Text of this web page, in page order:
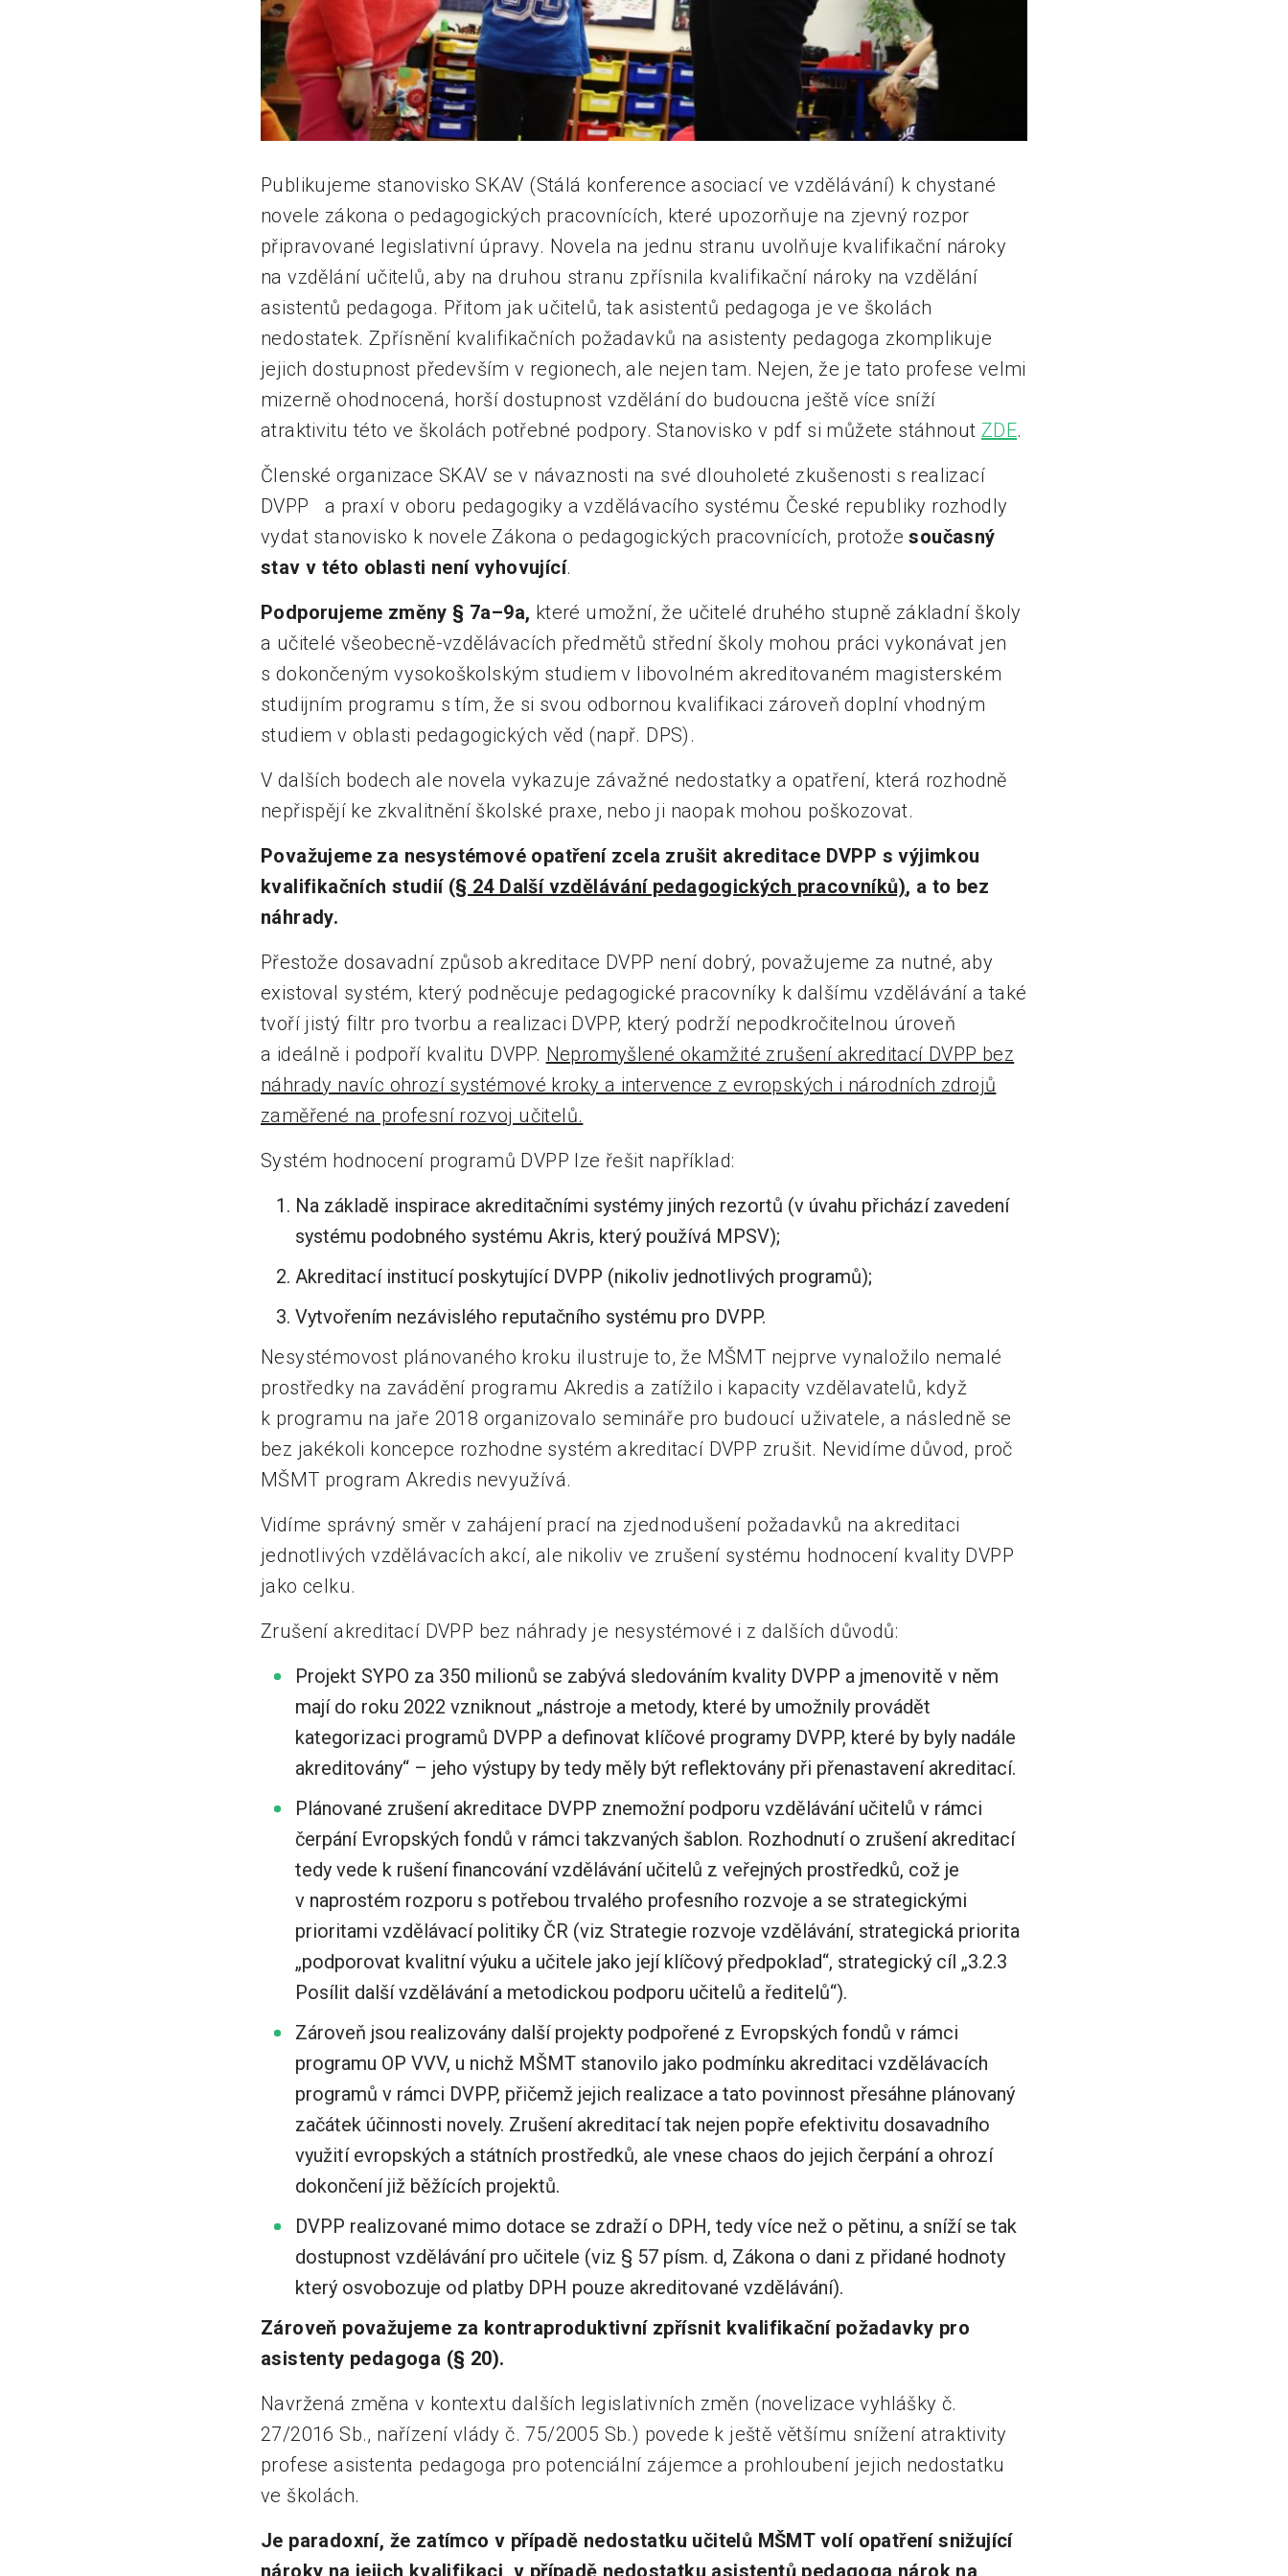
Publikujeme stanovisko SKAV (Stálá konference asociací ve vzdělávání) k chystané
novele zákona o pedagogických pracovnících, které upozorňuje na zjevný rozpor
připravované legislativní úpravy. Novela na jednu stranu uvolňuje kvalifikační nároky
na vzdělání učitelů, aby na druhou stranu zpřísnila kvalifikační nároky na vzdělání
asistentů pedagoga. Přitom jak učitelů, tak asistentů pedagoga je ve školách
nedostatek. Zpřísnění kvalifikačních požadavků na asistenty pedagoga zkomplikuje
jejich dostupnost především v regionech, ale nejen tam. Nejen, že je tato profese velmi
mizerně ohodnocená, horší dostupnost vzdělání do budoucna ještě více sníží
atraktivitu této ve školách potřebné podpory. Stanovisko v pdf si můžete stáhnout ZDE.
Členské organizace SKAV se v návaznosti na své dlouholeté zkušenosti s realizací
DVPP a praxí v oboru pedagogiky a vzdělávacího systému České republiky rozhodly
vydat stanovisko k novele Zákona o pedagogických pracovnících, protožesoučasný
stav v této oblasti není vyhovující.
Podporujeme změny § 7a–9a, které umožní, že učitelé druhého stupně základní školy
a učitelé všeobecně-vzdělávacích předmětů střední školy mohou práci vykonávat jen
s dokončeným vysokoškolským studiem v libovolném akreditovaném magisterském
studijním programu s tím, že si svou odbornou kvalifikaci zároveň doplní vhodným
studiem v oblasti pedagogických věd (např. DPS).
V dalších bodech ale novela vykazuje závažné nedostatky a opatření, která rozhodně
nepřispějí ke zkvalitnění školské praxe, nebo ji naopak mohou poškozovat.
Považujeme za nesystémové opatření zcela zrušit akreditace DVPP s výjimkou
kvalifikačních studií (§ 24 Další vzdělávání pedagogických pracovníků), a to bez
náhrady.
Přestože dosavadní způsob akreditace DVPP není dobrý, považujeme za nutné, aby
existoval systém, který podněcuje pedagogické pracovníky k dalšímu vzdělávání a také
tvoří jistý filtr pro tvorbu a realizaci DVPP, který podrží nepodkročitelnou úroveň
a ideálně i podpoří kvalitu DVPP. Nepromyšlené okamžité zrušení akreditací DVPP bez
náhrady navíc ohrozí systémové kroky a intervence z evropských i národních zdrojů
zaměřené na profesní rozvoj učitelů.
Systém hodnocení programů DVPP lze řešit například:
Na základě inspirace akreditačními systémy jiných rezortů (v úvahu přichází zavedení
systému podobného systému Akris, který používá MPSV);
Akreditací institucí poskytující DVPP (nikoliv jednotlivých programů);
Vytvořením nezávislého reputačního systému pro DVPP.
Nesystémovost plánovaného kroku ilustruje to, že MŠMT nejprve vynaložilo nemalé
prostředky na zavádění programu Akredis a zatížilo i kapacity vzdělavatelů, když
k programu na jaře 2018 organizovalo semináře pro budoucí uživatele, a následně se
bez jakékoli koncepce rozhodne systém akreditací DVPP zrušit. Nevidíme důvod, proč
MŠMT program Akredis nevyužívá.
Vidíme správný směr v zahájení prací na zjednodušení požadavků na akreditaci
jednotlivých vzdělávacích akcí, ale nikoliv ve zrušení systému hodnocení kvality DVPP
jako celku.
Zrušení akreditací DVPP bez náhrady je nesystémové i z dalších důvodů:
Projekt SYPO za 350 milionů se zabývá sledováním kvality DVPP a jmenovitě v něm
mají do roku 2022 vzniknout „nástroje a metody, které by umožnily provádět
kategorizaci programů DVPP a definovat klíčové programy DVPP, které by byly nadále
akreditovány“ – jeho výstupy by tedy měly být reflektovány při přenastavení akreditací.
Plánované zrušení akreditace DVPP znemožní podporu vzdělávání učitelů v rámci
čerpání Evropských fondů v rámci takzvaných šablon. Rozhodnutí o zrušení akreditací
tedy vede k rušení financování vzdělávání učitelů z veřejných prostředků, což je
v naprostém rozporu s potřebou trvalého profesního rozvoje a se strategickými
prioritami vzdělávací politiky ČR (viz Strategie rozvoje vzdělávání, strategická priorita
„podporovat kvalitní výuku a učitele jako její klíčový předpoklad“, strategický cíl „3.2.3
Posílit další vzdělávání a metodickou podporu učitelů a ředitelů“).
Zároveň jsou realizovány další projekty podpořené z Evropských fondů v rámci
programu OP VVV, u nichž MŠMT stanovilo jako podmínku akreditaci vzdělávacích
programů v rámci DVPP, přičemž jejich realizace a tato povinnost přesáhne plánovaný
začátek účinnosti novely. Zrušení akreditací tak nejen popře efektivitu dosavadního
využití evropských a státních prostředků, ale vnese chaos do jejich čerpání a ohrozí
dokončení již běžících projektů.
DVPP realizované mimo dotace se zdraží o DPH, tedy více než o pětinu, a sníží se tak
dostupnost vzdělávání pro učitele (viz § 57 písm. d, Zákona o dani z přidané hodnoty
který osvobozuje od platby DPH pouze akreditované vzdělávání).
Zároveň považujeme za kontraproduktivní zpřísnit kvalifikační požadavky pro
asistenty pedagoga (§ 20).
Navržená změna v kontextu dalších legislativních změn (novelizace vyhlášky č.
27/2016 Sb., nařízení vlády č. 75/2005 Sb.) povede k ještě většímu snížení atraktivity
profese asistenta pedagoga pro potenciální zájemce a prohloubení jejich nedostatku
ve školách.
Je paradoxní, že zatímco v případě nedostatku učitelů MŠMT volí opatření snižující
nároky na jejich kvalifikaci, v případě nedostatku asistentů pedagoga nárok na